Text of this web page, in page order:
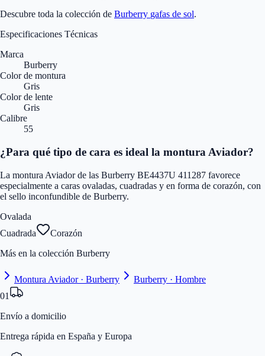
Descubre toda la colección de Burberry gafas de sol.
Especificaciones Técnicas
Marca
Burberry
Color de montura
Gris
Color de lente
Gris
Calibre
55
¿Para qué tipo de cara es ideal la montura Aviador?
La montura Aviador de las Burberry BE4437U 411287 favorece
especialmente a caras ovaladas, cuadradas y en forma de corazón, con
el sello inconfundible de Burberry.
Ovalada
Cuadrada
Corazón
Más en la colección Burberry
Montura Aviador · Burberry
Burberry · Hombre
01
Envío a domicilio
Entrega rápida en España y Europa